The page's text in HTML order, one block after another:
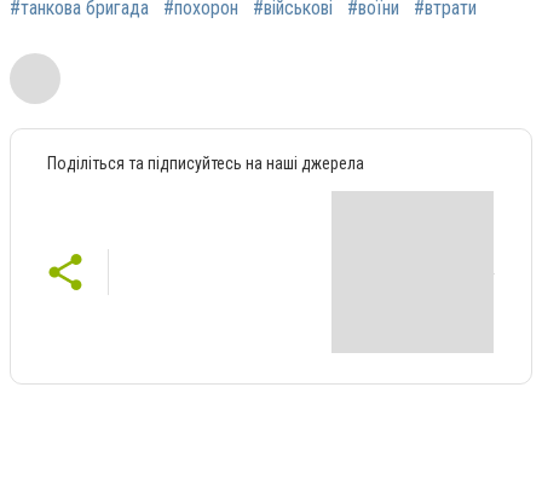
#танкова бригада #похорон #військові #воїни #втрати
Поділіться та підписуйтесь на наші джерела